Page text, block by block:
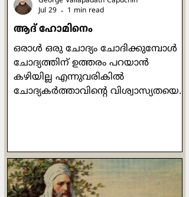
ആദ് ഹോമിനെം
ഒരാൾ ഒരു ചോദ്യം ചോദിക്കുമ്പോൾ
ചോദ്യത്തിന് ഉത്തരം പറയാൻ
കഴിയില്ല എന്നുവരികിൽ
ചോദ്യകർത്താവിന്റെ വിശ്വാസ്യതയെ
ആ തന്ത്രം അറിയപ്പെടുന്നത്. ഒരാൾ
നിങ്ങളെ നിങ്ങളുടെ വാക്കിനെയോ
ചെയ്തിയെയോ അടിസ്ഥാനമാക്കി
Jul 29
1 min read